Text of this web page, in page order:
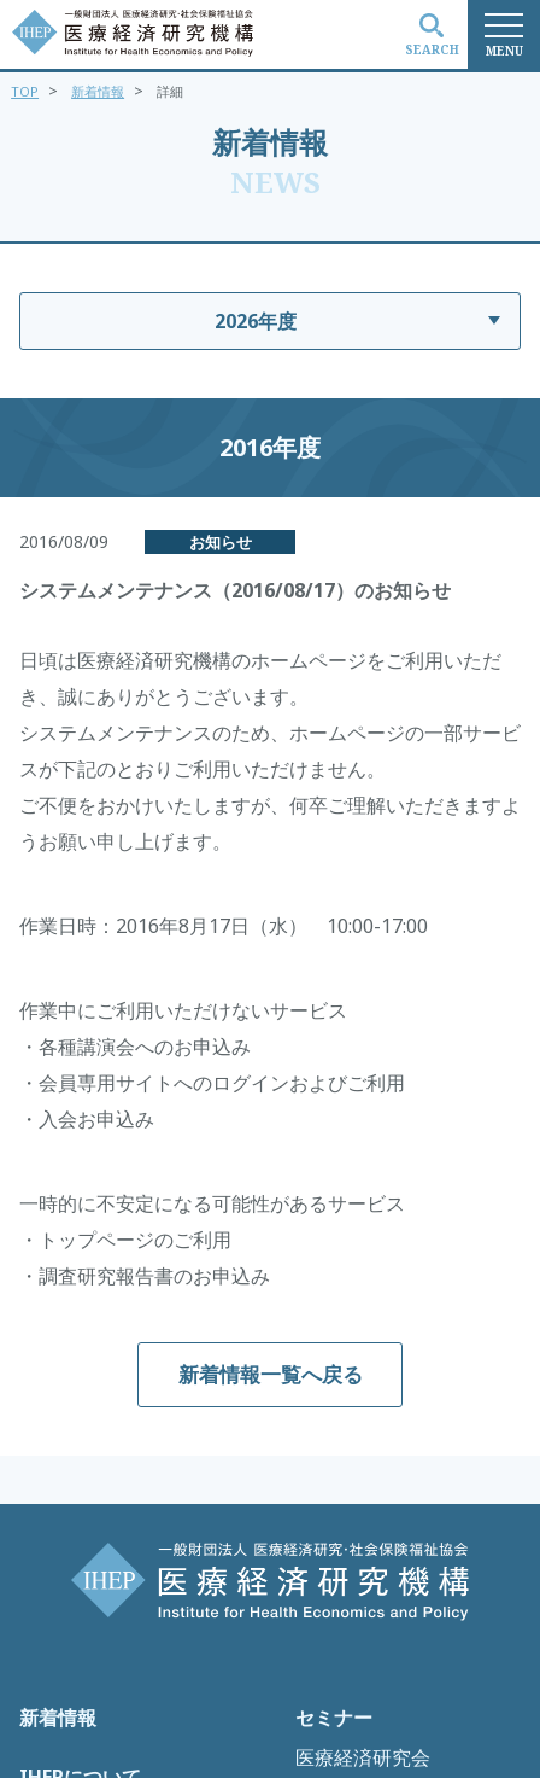
MENU
SEARCH
新着情報
NEWS
TOP > 新着情報 > 詳細
2026年度
2016年度
2016/08/09 お知らせ
システムメンテナンス（2016/08/17）のお知らせ
日頃は医療経済研究機構のホームページをご利用いただ
き、誠にありがとうございます。
システムメンテナンスのため、ホームページの一部サービ
スが下記のとおりご利用いただけません。
ご不便をおかけいたしますが、何卒ご理解いただきますよ
うお願い申し上げます。
作業日時：2016年8月17日（水） 10:00-17:00
作業中にご利用いただけないサービス
・各種講演会へのお申込み
・会員専用サイトへのログインおよびご利用
・入会お申込み
一時的に不安定になる可能性があるサービス
・トップページのご利用
・調査研究報告書のお申込み
新着情報一覧へ戻る
新着情報
セミナー
医療経済研究会